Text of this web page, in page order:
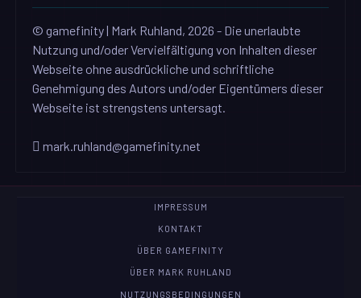
© gamefinity | Mark Ruhland, 2026 - Die unerlaubte
Nutzung und/oder Vervielfältigung von Inhalten dieser
Webseite ohne ausdrückliche und schriftliche
Genehmigung des Autors und/oder Eigentümers dieser
Webseite ist strengstens untersagt.
mark.ruhland@gamefinity.net
IMPRESSUM
KONTAKT
ÜBER GAMEFINITY
ÜBER MARK RUHLAND
NUTZUNGSBEDINGUNGEN